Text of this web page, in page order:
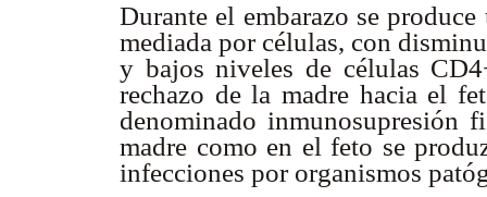
Durante el embarazo se
mediada por células, con
y bajos niveles de células
rechazo de la madre hacia el
denominado inmunosupresión
madre como en el feto se
infecciones por organismos